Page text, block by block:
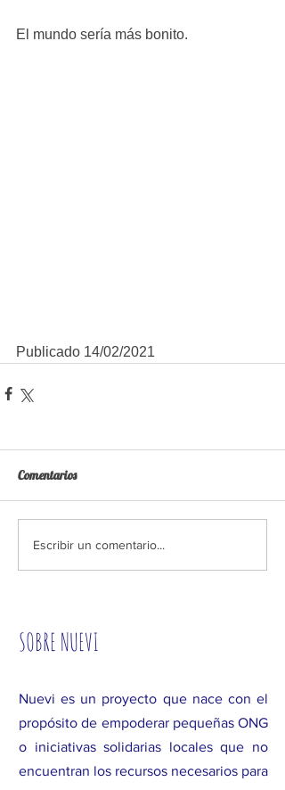
El mundo sería más bonito.
Publicado 14/02/2021
Comentarios
Escribir un comentario...
SOBRE NUEVI
Nuevi es un proyecto que nace con el
propósito de empoderar pequeñas ONG
o iniciativas solidarias locales que no
encuentran los recursos necesarios para